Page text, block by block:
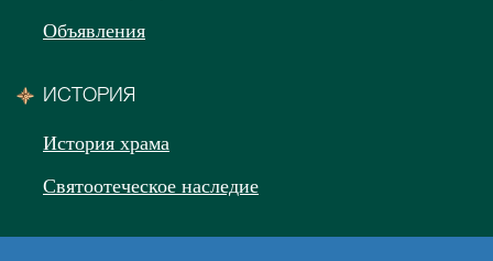
Объявления
ИСТОРИЯ
История храма
Святоотеческое наследие